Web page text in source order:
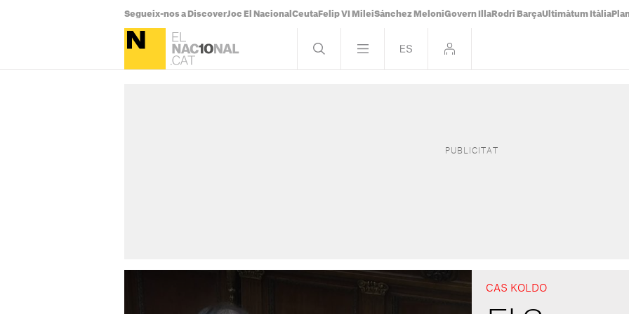
Segueix-nos a DiscoverJoc El Nacional Ceuta Felip VI MileiSánchez MeloniGovern Illa Rodri BarçaUltimàtum Itàlia
CAS KOLDO